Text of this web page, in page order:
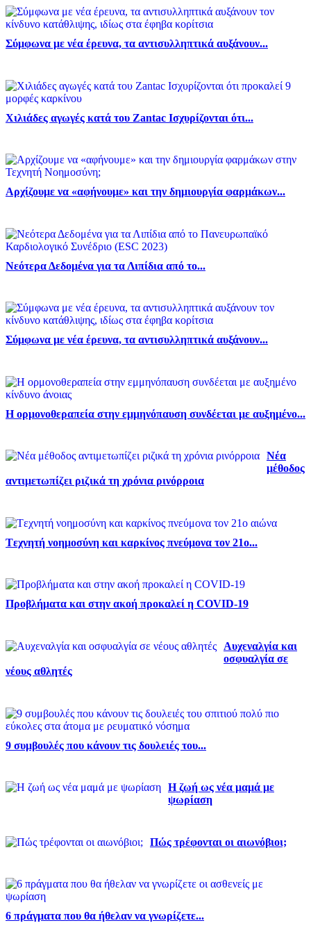
Σύμφωνα με νέα έρευνα, τα αντισυλληπτικά αυξάνουν...
Χιλιάδες αγωγές κατά του Zantac Ισχυρίζονται ότι...
Αρχίζουμε να «αφήνουμε» και την δημιουργία φαρμάκων...
Νεότερα Δεδομένα για τα Λιπίδια από το...
Σύμφωνα με νέα έρευνα, τα αντισυλληπτικά αυξάνουν...
Η ορμονοθεραπεία στην εμμηνόπαυση συνδέεται με αυξημένο...
Νέα
μέθοδος
αντιμετωπίζει ριζικά τη χρόνια ρινόρροια
Tεχνητή νοημοσύνη και καρκίνος πνεύμονα τον 21ο...
Προβλήματα και στην ακοή προκαλεί η COVID-19
Αυχεναλγία και
οσφυαλγία σε
νέους αθλητές
9 συμβουλές που κάνουν τις δουλειές του...
Η ζωή ως νέα μαμά με
ψωρίαση
Πώς τρέφονται οι αιωνόβιοι;
6 πράγματα που θα ήθελαν να γνωρίζετε...